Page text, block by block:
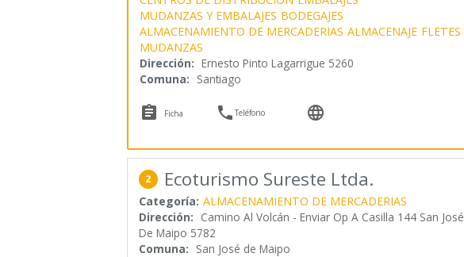
MUDANZAS Y EMBALAJES BODEGAJES
ALMACENAMIENTO DE MERCADERIAS ALMACENAJE FLETES
MUDANZAS
Dirección: Ernesto Pinto Lagarrigue 5260
Comuna: Santiago
 Ficha Teléfono 
2 Ecoturismo Sureste Ltda.
Categoría: ALMACENAMIENTO DE MERCADERIAS
Dirección: Camino Al Volcán - Enviar Op A Casilla 144 San José
De Maipo 5782
Comuna: San José de Maipo